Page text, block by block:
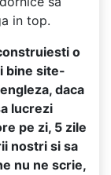
in top.
o
bine site-
daca
lucrezi
pe zi, 5 zile
nostri si sa
nu ne scrie,